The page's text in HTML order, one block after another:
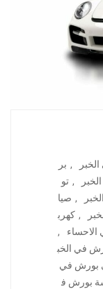
, بر
, تو
, صيا
, كهرب
,
في الخب
بورش في
بورش ف